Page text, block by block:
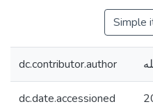
Simple
dc.contributor.author
dc.date.accessioned